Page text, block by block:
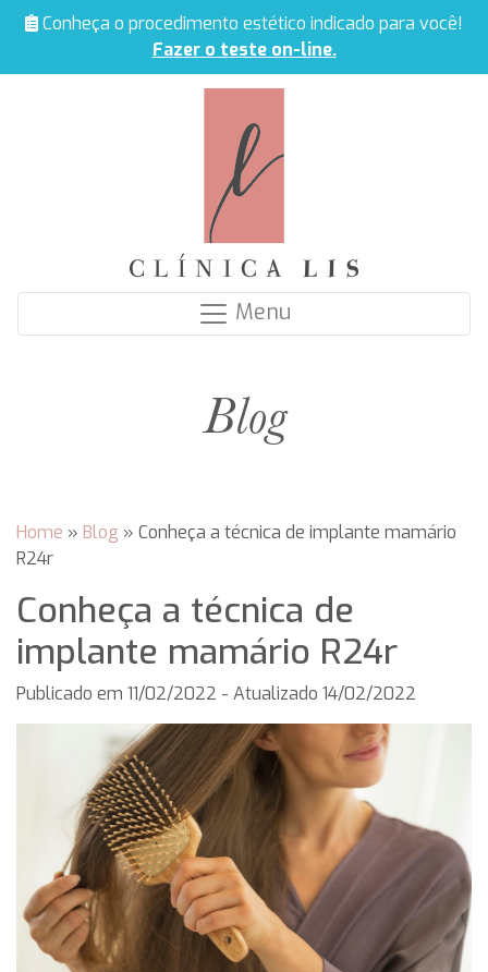
Conheça o procedimento estético indicado para você!
Fazer o teste on-line.
Menu
Blog
Home » Blog » Conheça a técnica de implante mamário
R24r
Conheça a técnica de
implante mamário R24r
Publicado em 11/02/2022 - Atualizado 14/02/2022